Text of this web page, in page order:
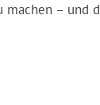
machen – und